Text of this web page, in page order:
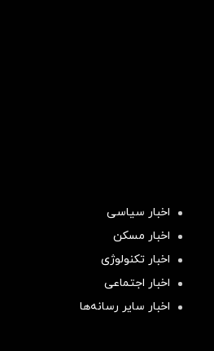
اخبار سیاسی
اخبار مسکن
اخبار تکنولوژی
اخبار اجتماعی
اخبار سایر رسانه‌‌ها